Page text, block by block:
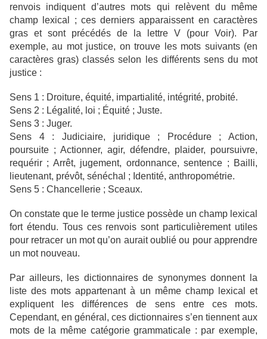
renvois indiquent d’autres mots qui relèvent du même
champ lexical ; ces derniers apparaissent en caractères
gras et sont précédés de la lettre V (pour Voir). Par
exemple, au mot justice, on trouve les mots suivants (en
caractères gras) classés selon les différents sens du mot
justice :
Sens 1 : Droiture, équité, impartialité, intégrité, probité.
Sens 2 : Légalité, loi ; Équité ; Juste.
Sens 3 : Juger.
Sens 4 : Judiciaire, juridique ; Procédure ; Action,
poursuite ; Actionner, agir, défendre, plaider, poursuivre,
requérir ; Arrêt, jugement, ordonnance, sentence ; Bailli,
lieutenant, prévôt, sénéchal ; Identité, anthropométrie.
Sens 5 : Chancellerie ; Sceaux.
On constate que le terme justice possède un champ lexical
fort étendu. Tous ces renvois sont particulièrement utiles
pour retracer un mot qu’on aurait oublié ou pour apprendre
un mot nouveau.
Par ailleurs, les dictionnaires de synonymes donnent la
liste des mots appartenant à un même champ lexical et
expliquent les différences de sens entre ces mots.
Cependant, en général, ces dictionnaires s’en tiennent aux
mots de la même catégorie grammaticale : par exemple,